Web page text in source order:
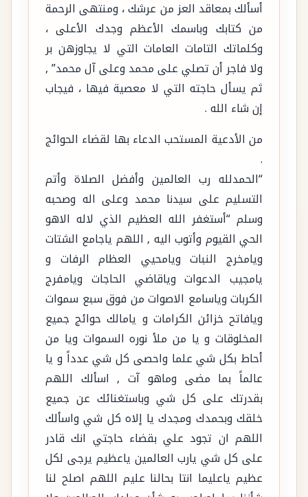
أسألك بمعاقد العز من عرشك ، ومنتهى الرحمة
من كتابك وباسمك الأعظم وجدك الأعلى ،
وكلماتك التامات العامات التي لا يجاوزهن بر
ولا فاجر أن تصلي على محمد وعلى آل محمد” ,
ثم يسأل حاجته التي لا معصية فيها ، فيجاب
إن شاء الله .
من الأدعية المستحب الدعاء بها لقضاء الحوائج
.
“الحمدلله رب العالمين وأفضل الصلاة وأتم
التسليم على سيدنا محمد وعلى اله وصحبه
وسلم “أستغفر الله العظيم الذي لاله الاهو
الحي القيوم وأتوب اليه , اللهم ياجامع الشتات
ويامخرج النبات ويامحيي العظام الرفات و
يامجيب الدعوات وياقاضي الحاجات ويامفرج
الكربات وياسامع الاصوات من فوق سبع سموات
ويافاتح خزائن الكرامات و يامالك حوائج جميع
المخلوقات و يا من ملأ نوره السموات ويا من
أحاط بكل شي علما واحصى كل شي عدداً و يا
عالماً بما مضى وماهو آت , اسألك اللهم
بقدرتك على كل شي وباستغنائك عن جميع
خلقك وبحمدك ومجدك يا إلاه كل شي واسألك
اللهم ان تجود علي بقضاء حاجتي انك قادر
على كل شي يارب العالمين ياعظيم يرجى لكل
عظيم ياعليما انتا بحالنا عليم اللهم اصلح لنا